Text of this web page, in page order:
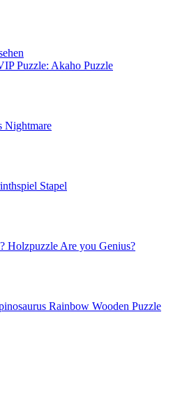
Puzzle: Akaho Puzzle
Nightmare
Stapel
Holzpuzzle Are you Genius?
Rainbow Wooden Puzzle